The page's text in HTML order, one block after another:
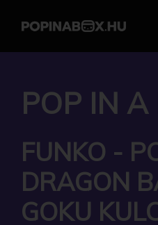
POP IN
FUNKO -
DRAGON
GOKU